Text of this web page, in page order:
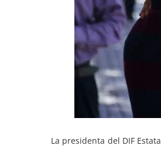
La presidenta del DIF